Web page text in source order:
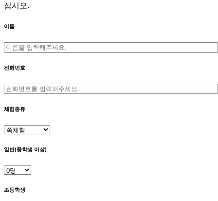
십시오.
이름
전화번호
체험종류
일반(중학생 이상)
초등학생